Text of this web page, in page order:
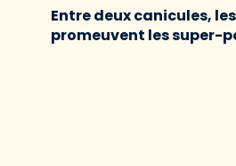
Entre deux canicules,
promeuvent les super-